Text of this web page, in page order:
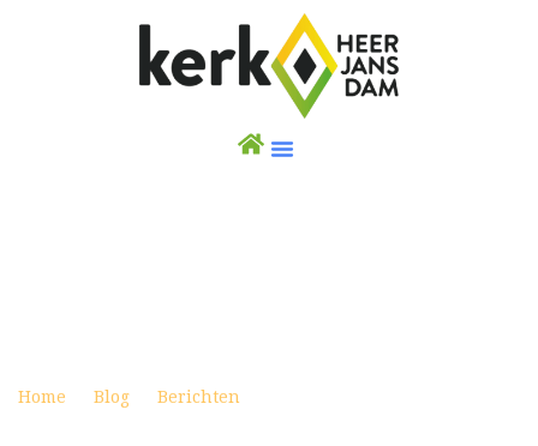
Home Blog Berichten